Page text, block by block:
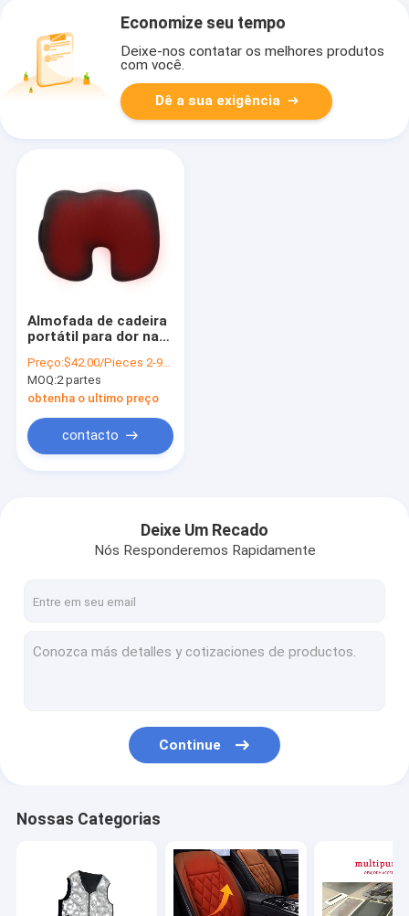
Casa
Sobre nós
Economize seu tempo
Deixe-nos contatar os melhores produtos
com você.
Dê a sua exigência
Almofada de cadeira
portátil para dor nas
tamanho proteção
contra
superaquecimento
Preço:$42.00/Pieces 2-9999 Pieces
MOQ:2 partes
obtenha o ultimo preço
contacto
Deixe Um Recado
Nós Responderemos Rapidamente
Continue
Nossas Categorias